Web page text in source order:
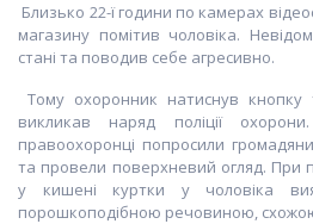
Близько 22-ї години по камерах
магазину помітив чоловіка.
стані та поводив себе агресивно.
Тому охоронник натиснув кнопку
викликав наряд поліції
правоохоронці попросили
та провели поверхневий огляд. При
у кишені куртки у чоловіка
порошкоподібною речовиною,